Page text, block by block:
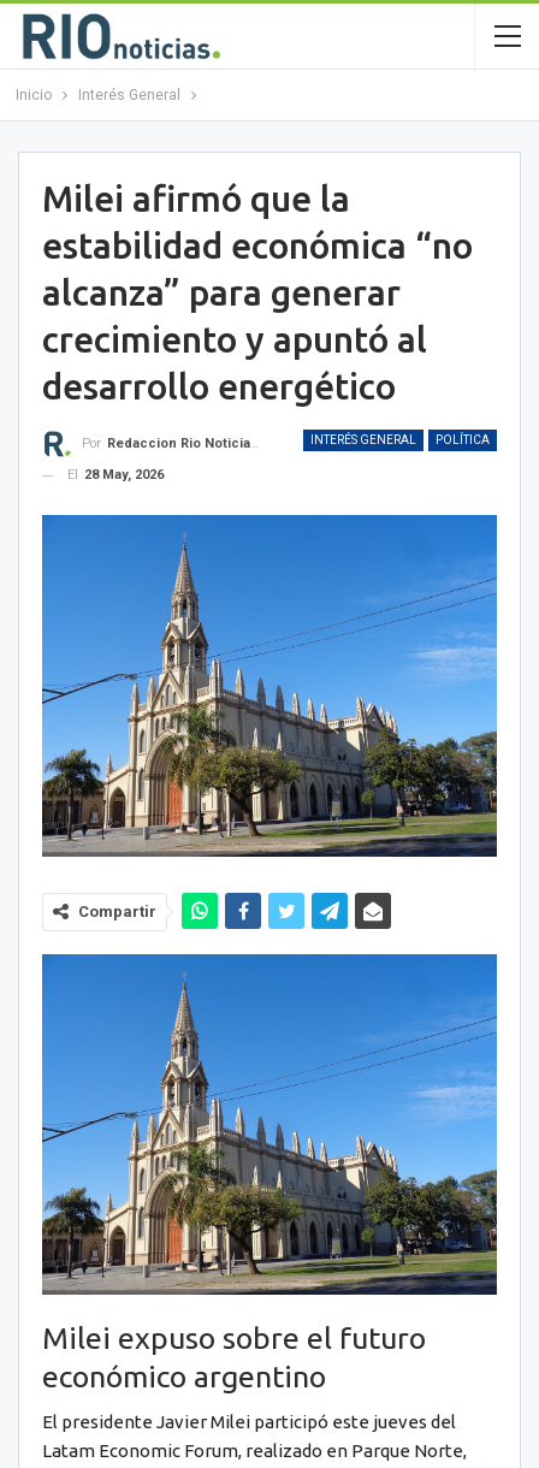
Inicio Interés General
Milei afirmó que la
estabilidad económica “no
alcanza” para generar
crecimiento y apuntó al
desarrollo energético
INTERÉS GENERAL POLÍTICA
Por Redaccion Rio Noticias OK
El
28 May, 2026
Compartir
Milei expuso sobre el futuro
económico argentino
El presidente Javier Milei participó este jueves del
Latam Economic Forum, realizado en Parque Norte,